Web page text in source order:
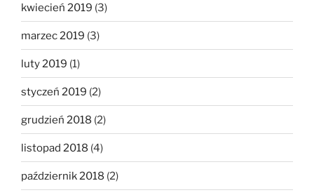
kwiecień 2019 (3)
marzec 2019 (3)
luty 2019 (1)
styczeń 2019 (2)
grudzień 2018 (2)
listopad 2018 (4)
październik 2018 (2)